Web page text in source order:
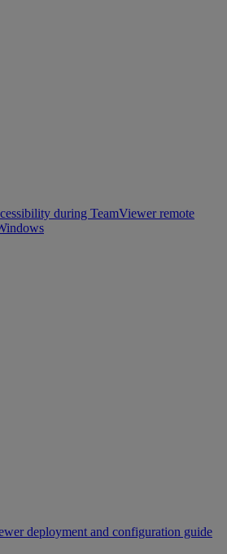
during TeamViewer remote
deployment and configuration guide